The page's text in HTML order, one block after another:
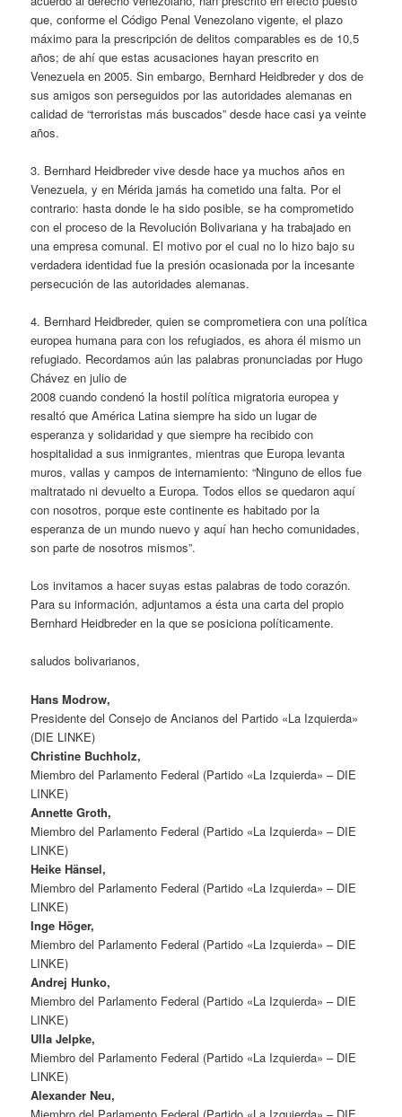
que, conforme el Código Penal Venezolano vigente, el plazo
máximo para la prescripción de delitos comparables es de 10,5
años; de ahí que estas acusaciones hayan prescrito en
Venezuela en 2005. Sin embargo, Bernhard Heidbreder y dos de
sus amigos son perseguidos por las autoridades alemanas en
calidad de “terroristas más buscados” desde hace casi ya veinte
años.
3. Bernhard Heidbreder vive desde hace ya muchos años en
Venezuela, y en Mérida jamás ha cometido una falta. Por el
contrario: hasta donde le ha sido posible, se ha comprometido
con el proceso de la Revolución Bolivariana y ha trabajado en
una empresa comunal. El motivo por el cual no lo hizo bajo su
verdadera identidad fue la presión ocasionada por la incesante
persecución de las autoridades alemanas.
4. Bernhard Heidbreder, quien se comprometiera con una política
europea humana para con los refugiados, es ahora él mismo un
refugiado. Recordamos aún las palabras pronunciadas por Hugo
Chávez en julio de
2008 cuando condenó la hostil política migratoria europea y
resaltó que América Latina siempre ha sido un lugar de
esperanza y solidaridad y que siempre ha recibido con
hospitalidad a sus inmigrantes, mientras que Europa levanta
muros, vallas y campos de internamiento: “Ninguno de ellos fue
maltratado ni devuelto a Europa. Todos ellos se quedaron aquí
con nosotros, porque este continente es habitado por la
esperanza de un mundo nuevo y aquí han hecho comunidades,
son parte de nosotros mismos”.
Los invitamos a hacer suyas estas palabras de todo corazón.
Para su información, adjuntamos a ésta una carta del propio
Bernhard Heidbreder en la que se posiciona políticamente.
saludos bolivarianos,
Hans Modrow,
Presidente del Consejo de Ancianos del Partido «La Izquierda»
(DIE LINKE)
Christine Buchholz,
Miembro del Parlamento Federal (Partido «La Izquierda» – DIE
LINKE)
Annette Groth,
Miembro del Parlamento Federal (Partido «La Izquierda» – DIE
LINKE)
Heike Hänsel,
Miembro del Parlamento Federal (Partido «La Izquierda» – DIE
LINKE)
Inge Höger,
Miembro del Parlamento Federal (Partido «La Izquierda» – DIE
LINKE)
Andrej Hunko,
Miembro del Parlamento Federal (Partido «La Izquierda» – DIE
LINKE)
Ulla Jelpke,
Miembro del Parlamento Federal (Partido «La Izquierda» – DIE
LINKE)
Alexander Neu,
Miembro del Parlamento Federal (Partido «La Izquierda» – DIE